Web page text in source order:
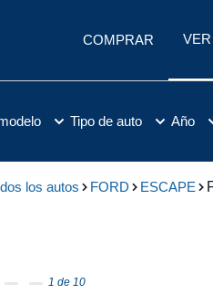
COMPRAR
Tipo de auto Año
los autos FORD ESCAPE
1 de 10